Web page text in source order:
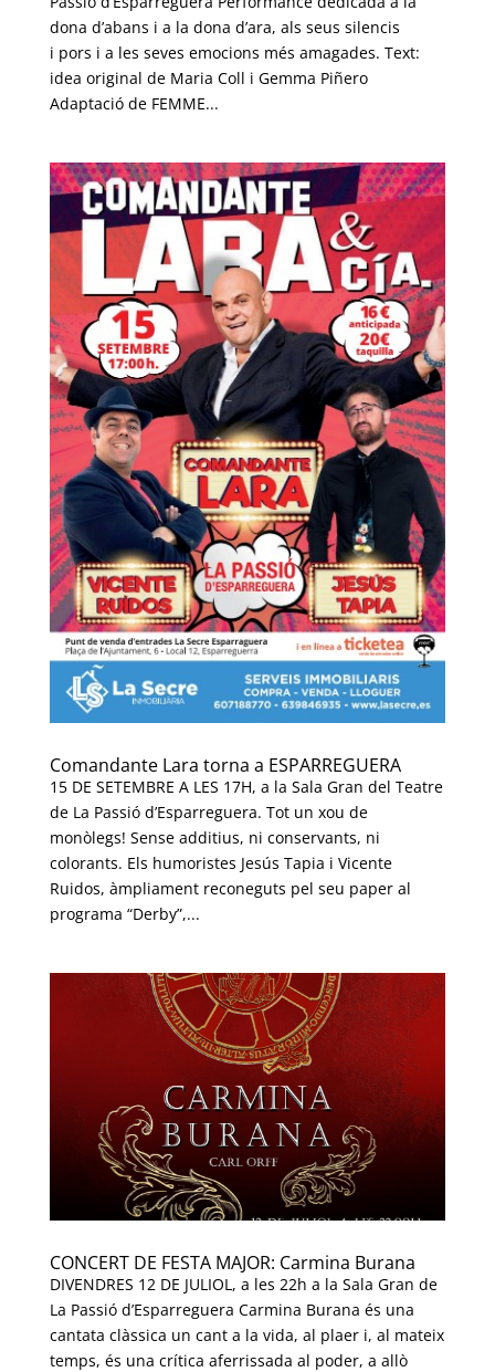
dona d’abans i a la dona d’ara, als seus silencis
i pors i a les seves emocions més amagades. Text:
idea original de Maria Coll i Gemma Piñero
Adaptació de FEMME...
Comandante Lara torna a ESPARREGUERA
15 DE SETEMBRE A LES 17H, a la Sala Gran del Teatre
de La Passió d’Esparreguera. Tot un xou de
monòlegs! Sense additius, ni conservants, ni
colorants. Els humoristes Jesús Tapia i Vicente
Ruidos, àmpliament reconeguts pel seu paper al
programa “Derby”,...
CONCERT DE FESTA MAJOR: Carmina Burana
DIVENDRES 12 DE JULIOL, a les 22h a la Sala Gran de
La Passió d’Esparreguera Carmina Burana és una
cantata clàssica un cant a la vida, al plaer i, al mateix
temps, és una crítica aferrissada al poder, a allò